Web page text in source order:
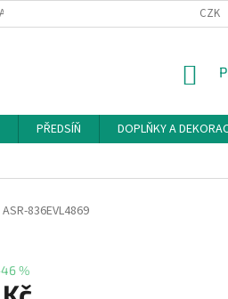
A ODSTOUPENÍ OD SMLOUVY CZK
PŘEDSÍŇ DOPLŇKY A
ASR-836EVL4869
%